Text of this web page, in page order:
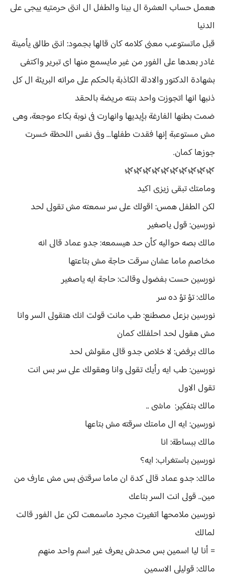
هعمل حساب العشرة ال بينا والطفل ال انتى حرمتيه ييجى على
الدنيا
قبل ماتستوعب معنى كلامه كان قالها بجمود: انتى طالق يأمينة
غادر بعدها على الفور من غير مايسمع منها اى تبرير واكتفى
بشهادة الدكتور والادلة الكاذبة بالحكم على مراته البريئة ال كل
ذنبها انها اتجوزت واحد بنته مريضة بالحقد
ضمت بطنها الفارغة بإيديها وانهارت فى نوبة بكاء موجعة، وهى
مش مستوعبة إنها فقدت طفلها... وفى نفس اللحظة خسرت
جوزها كمان.
🌿🌿🌿🌿🌿🌿🌿🌿🌿🌿
ومامتك تبقى زيزى اكيد
لكن الطفل همس: اقولك على سر سمعته مش تقولى لحد
نورسين: قول ياصغير
مالك بصه حواليه كأن حد هيسمعه: جدو عماد قالى انه
مخاصم ماما عشان سرقت حاجة مش بتاعتها
نورسين حست بفضول وقالت: حاجة ايه ياصغير
مالك: تؤ تؤ ده سر
نورسين بزعل مصطنع: طب مانت قولت انك هتقولى السر وانا
مش هقول لحد احلفلك كمان
مالك برفض: لا خلاص جدو قالى مقولش لحد
نورسين: طب ايه رأيك تقولى وانا وهقولك على سر بس انت
تقول الاول
مالك بتفكير: ماشى ..
نورسين: ايه ال مامتك سرقته مش بتاعها
مالك ببساطة: انا
نورسين باستغراب: ايه؟
مالك: جدو عماد قالى كدة ان ماما سرقتنى بس مش عارف من
مين.. قولى انت السر بتاعك
نورسين ملامحها اتغيرت مجرد ماسمعت لكن عل الفور قالت
لمالك
= أنا ليا اسمين بس محدش يعرف غير اسم واحد منهم
مالك: قوليلى الاسمين